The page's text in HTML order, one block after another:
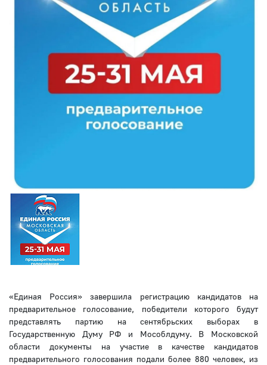
«Единая Россия» завершила регистрацию кандидатов на
предварительное голосование, победители которого будут
представлять партию на сентябрьских выборах в
Государственную Думу РФ и Мособлдуму. В Московской
области документы на участие в качестве кандидатов
предварительного голосования подали более 880 человек, из